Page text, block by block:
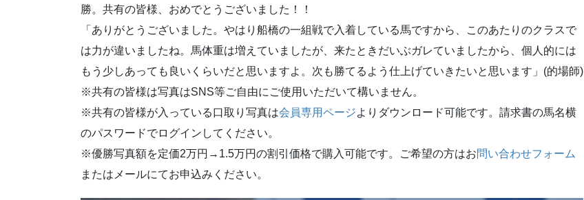
勝。共有の皆様、おめでとうございました！！
「ありがとうございました。やはり船橋の一組戦で入着している馬ですから、このあたりのクラスで
は力が違いましたね。馬体重は増えていましたが、来たときだいぶガレていましたから、個人的には
もう少しあっても良いくらいだと思いますよ。次も勝てるよう仕上げていきたいと思います」(的場師)
※共有の皆様は写真はSNS等ご自由にご使用いただいて構いません。
※共有の皆様が入っている口取り写真は会員専用ページよりダウンロード可能です。請求書の馬名横
のパスワードでログインしてください。
※優勝写真額を定価2万円→1.5万円の割引価格で購入可能です。ご希望の方はお問い合わせフォーム
またはメールにてお申込みください。